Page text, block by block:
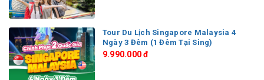
Tour Du Lịch Singapore Malaysia 4
Ngày 3 Đêm (1 Đêm Tại Sing)
9.990.000 đ